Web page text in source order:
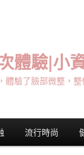
體驗|小
體驗了臉部微整，
流行時尚